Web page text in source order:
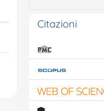
Citazioni